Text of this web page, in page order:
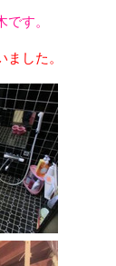
す。
ました。